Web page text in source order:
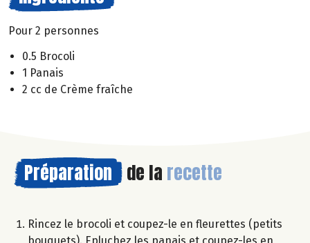
Pour 2 personnes
0.5 Brocoli
1 Panais
2 cc de Crème fraîche
Préparation de la recette
Rincez le brocoli et coupez-le en fleurettes (petits